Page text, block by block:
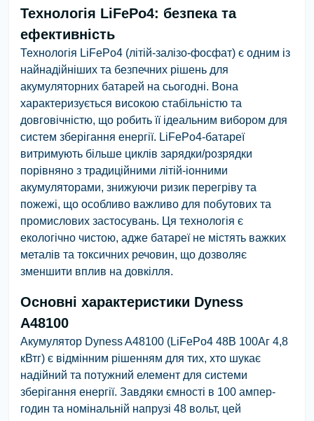
Технологія LiFePo4: безпека та
ефективність
Технологія LiFePo4 (літій-залізо-фосфат) є одним із
найнадійніших та безпечних рішень для
акумуляторних батарей на сьогодні. Вона
характеризується високою стабільністю та
довговічністю, що робить її ідеальним вибором для
систем зберігання енергії. LiFePo4-батареї
витримують більше циклів зарядки/розрядки
порівняно з традиційними літій-іонними
акумуляторами, знижуючи ризик перегріву та
пожежі, що особливо важливо для побутових та
промислових застосувань. Ця технологія є
екологічно чистою, адже батареї не містять важких
металів та токсичних речовин, що дозволяє
зменшити вплив на довкілля.
Основні характеристики Dyness
A48100
Акумулятор Dyness A48100 (LiFePo4 48В 100Аг 4,8
кВтг) є відмінним рішенням для тих, хто шукає
надійний та потужний елемент для системи
зберігання енергії. Завдяки ємності в 100 ампер-
годин та номінальній напрузі 48 вольт, цей